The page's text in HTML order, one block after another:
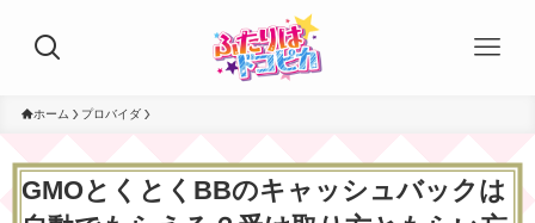
ホーム プロバイダ
GMOとくとくBBのキャッシュバックは